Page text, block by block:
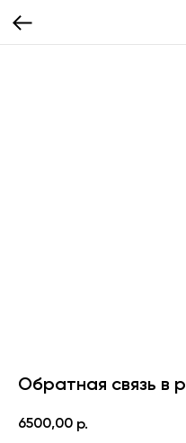
Обратная связь в
6500,00 р.